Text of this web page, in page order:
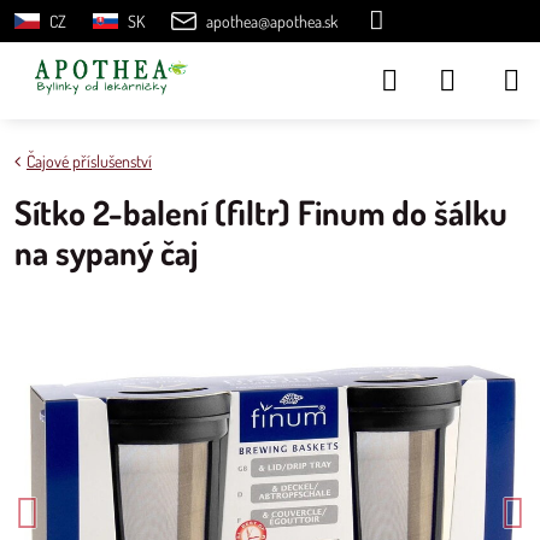
CZ SK apothea@apothea.sk
Čajové příslušenství
Sítko 2-balení (filtr) Finum do šálku
na sypaný čaj